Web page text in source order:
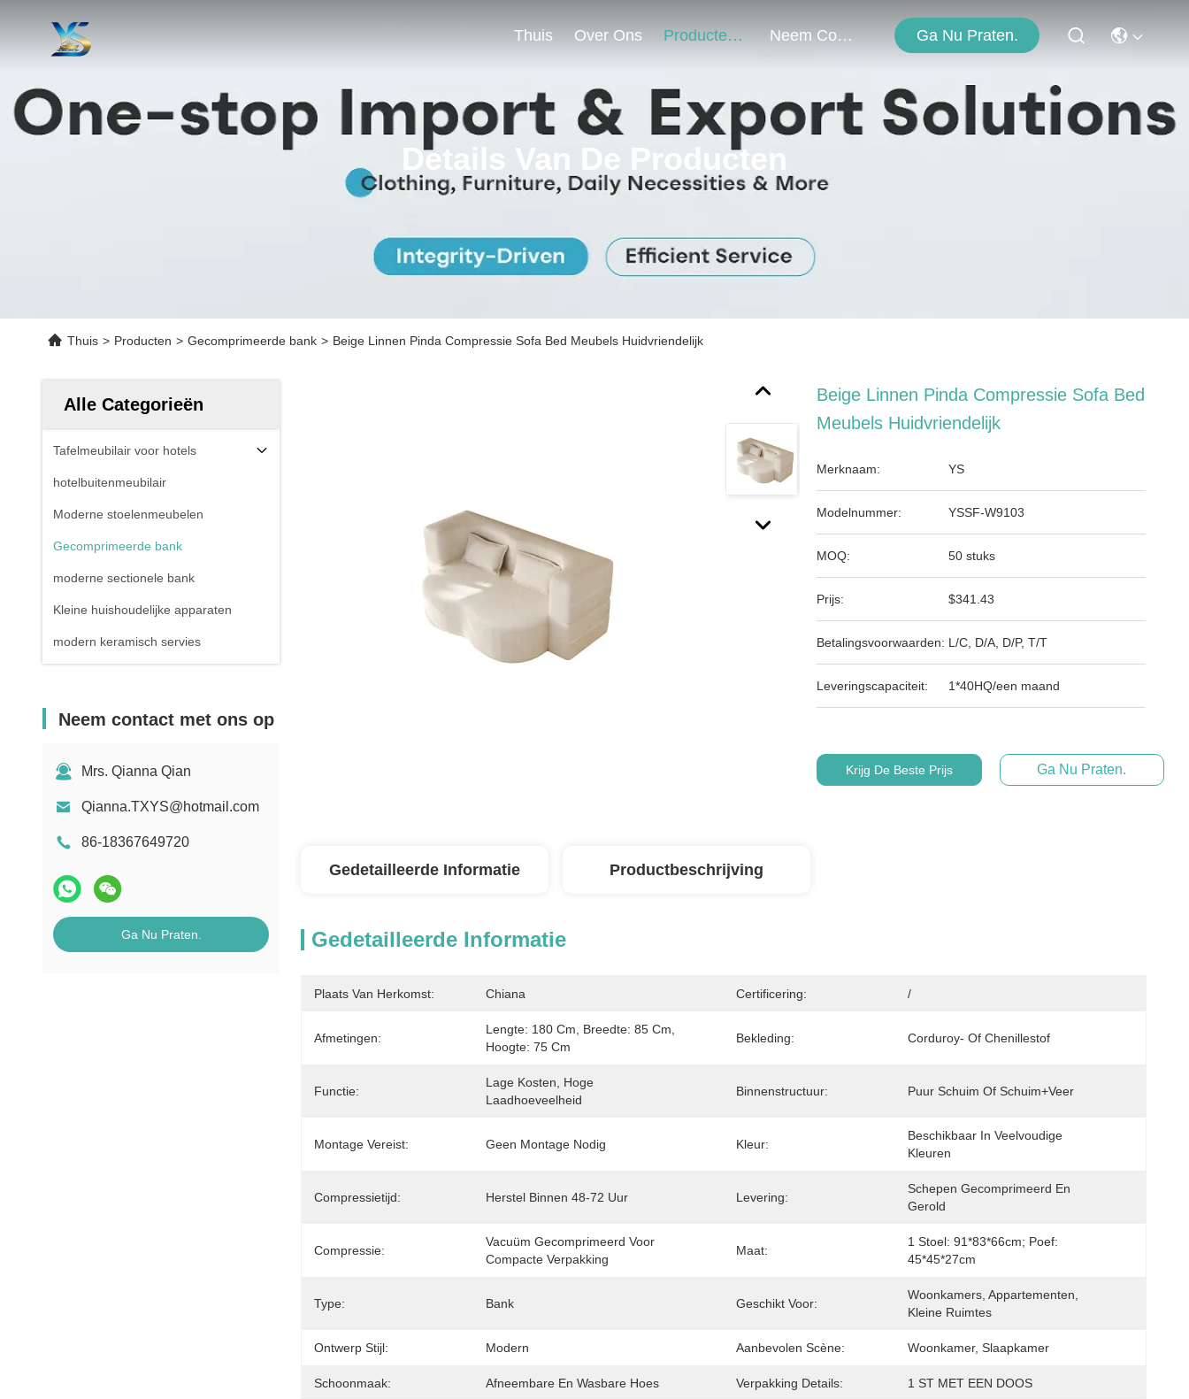
Thuis Over Ons Producten Neem Contact Met Ons Op Ga Nu Praten.
Details Van De Producten
Thuis > Producten > Gecomprimeerde bank > Beige Linnen Pinda Compressie Sofa Bed Meubels Huidvriendelijk
Alle Categorieën
Tafelmeubilair voor hotels
hotelbuitenmeubilair
Moderne stoelenmeubelen
Gecomprimeerde bank
moderne sectionele bank
Kleine huishoudelijke apparaten
modern keramisch servies
Neem contact met ons op
Mrs. Qianna Qian
Qianna.TXYS@hotmail.com
86-18367649720
Ga Nu Praten.
Beige Linnen Pinda Compressie Sofa Bed
Meubels Huidvriendelijk
Merknaam: YS
Modelnummer: YSSF-W9103
MOQ: 50 stuks
Prijs: $341.43
Betalingsvoorwaarden: L/C, D/A, D/P, T/T
Leveringscapaciteit: 1*40HQ/een maand
Krijg De Beste Prijs Ga Nu Praten.
Gedetailleerde Informatie Productbeschrijving
Gedetailleerde Informatie
Plaats Van Herkomst: Chiana Certificering: /
Afmetingen:
Lengte: 180 Cm, Breedte: 85 Cm,
Hoogte: 75 Cm
Bekleding: Corduroy- Of Chenillestof
Functie:
Lage Kosten, Hoge
Laadhoeveelheid
Binnenstructuur: Puur Schuim Of Schuim+veer
Montage Vereist: Geen Montage Nodig Kleur:
Beschikbaar In Veelvoudige
Kleuren
Compressietijd: Herstel Binnen 48-72 Uur Levering:
Schepen Gecomprimeerd En
Gerold
Compressie:
Vacuüm Gecomprimeerd Voor
Compacte Verpakking
Maat:
1 Stoel: 91*83*66cm; Poef:
45*45*27cm
Type: Bank Geschikt Voor:
Woonkamers, Appartementen,
Kleine Ruimtes
Ontwerp Stijl: Modern Aanbevolen Scène: Woonkamer, Slaapkamer
Schoonmaak: Afneembare En Wasbare Hoes Verpakking Details: 1 ST MET EEN DOOS